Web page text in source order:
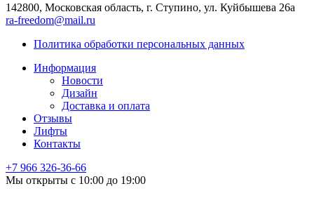
142800, Московская область, г. Ступино, ул. Куйбышева 26а
ra-freedom@mail.ru
Политика обработки персональных данных
Информация
Новости
Дизайн
Доставка и оплата
Отзывы
Лифты
Контакты
+7 966 326-36-66
Мы открыты с 10:00 до 19:00